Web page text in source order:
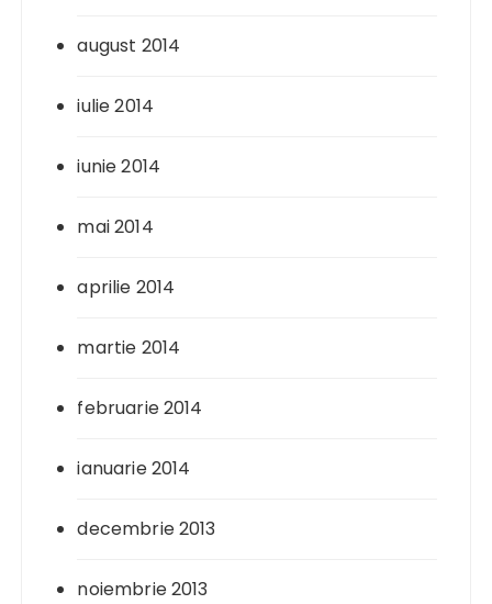
august 2014
iulie 2014
iunie 2014
mai 2014
aprilie 2014
martie 2014
februarie 2014
ianuarie 2014
decembrie 2013
noiembrie 2013